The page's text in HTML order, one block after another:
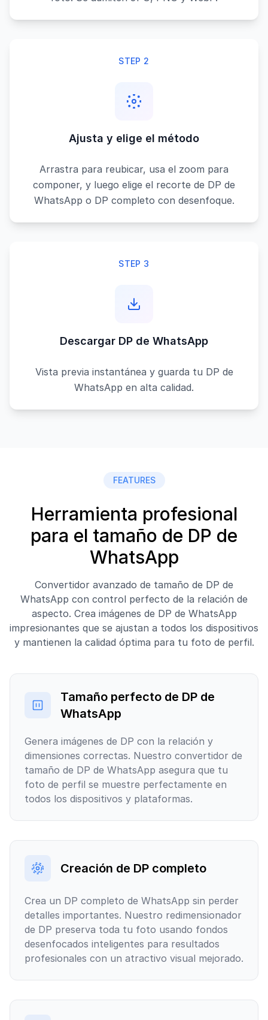
STEP 2
Ajusta y elige el método
Arrastra para reubicar, usa el zoom para
componer, y luego elige el recorte de DP de
WhatsApp o DP completo con desenfoque.
STEP 3
Descargar DP de WhatsApp
Vista previa instantánea y guarda tu DP de
WhatsApp en alta calidad.
FEATURES
Herramienta profesional
para el tamaño de DP de
WhatsApp
Convertidor avanzado de tamaño de DP de
WhatsApp con control perfecto de la relación de
aspecto. Crea imágenes de DP de WhatsApp
impresionantes que se ajustan a todos los dispositivos
y mantienen la calidad óptima para tu foto de perfil.
Tamaño perfecto de DP de
WhatsApp
Genera imágenes de DP con la relación y
dimensiones correctas. Nuestro convertidor de
tamaño de DP de WhatsApp asegura que tu
foto de perfil se muestre perfectamente en
todos los dispositivos y plataformas.
Creación de DP completo
Crea un DP completo de WhatsApp sin perder
detalles importantes. Nuestro redimensionador
de DP preserva toda tu foto usando fondos
desenfocados inteligentes para resultados
profesionales con un atractivo visual mejorado.